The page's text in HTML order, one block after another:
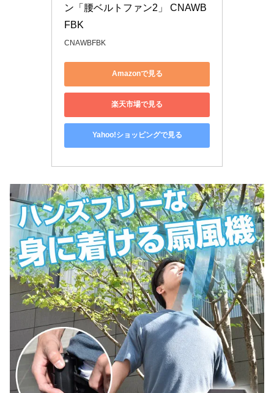
ン「腰ベルトファン2」 CNAWB
FBK
CNAWBFBK
Amazonで見る
楽天市場で見る
Yahoo!ショッピングで見る